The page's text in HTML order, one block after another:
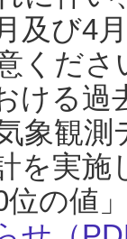
及び4
くだ
ける過
象観
を実
位の値